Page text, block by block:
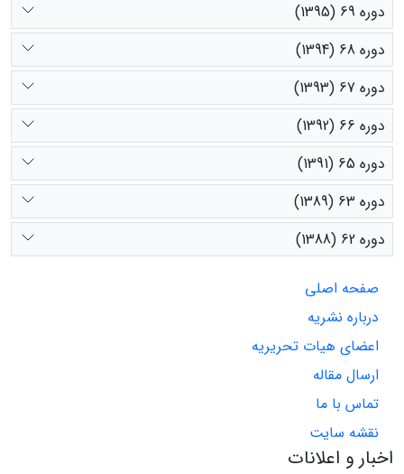
دوره 69 (1395)
دوره 68 (1394)
دوره 67 (1393)
دوره 66 (1392)
دوره 65 (1391)
دوره 63 (1389)
دوره 62 (1388)
صفحه اصلی
درباره نشریه
اعضای هیات تحریریه
ارسال مقاله
تماس با ما
نقشه سایت
اخبار و اعلانات